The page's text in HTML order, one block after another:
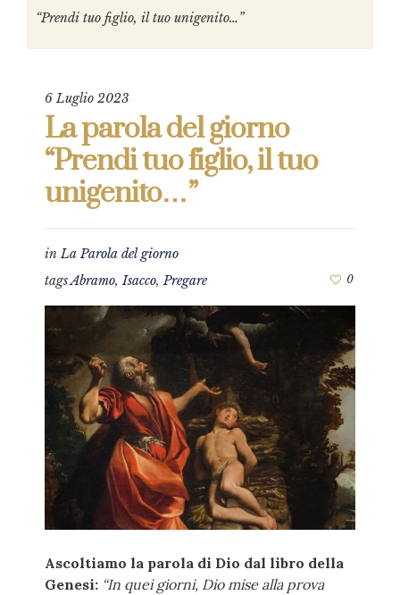
“Prendi tuo figlio, il tuo unigenito…”
6 Luglio 2023
La parola del giorno
“Prendi tuo figlio, il tuo
unigenito…”
inLa Parola del giorno
tagsAbramo,Isacco,Pregare 0
Ascoltiamo la parola di Dio dal libro della
Genesi: “In quei giorni, Dio mise alla prova